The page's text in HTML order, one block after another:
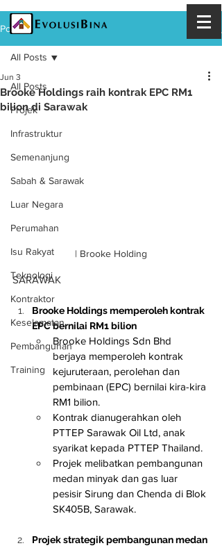
Post
All Posts
Projek
Infrastruktur
Semenanjung
Sabah & Sarawak
Luar Negara
Perumahan
Isu Rakyat
Teknologi
Kontraktor
Keselamatan
Pembangunan
Training
All Posts
Brooke Holdings raih kontrak EPC RM1
bilion di Sarawak
Jun 3
| Brooke Holding
SARAWAK
Brooke Holdings memperoleh kontrak
EPC bernilai RM1 bilion
Brooke Holdings Sdn Bhd
berjaya memperoleh kontrak
kejuruteraan, perolehan dan
pembinaan (EPC) bernilai kira-kira
RM1 bilion.
Kontrak dianugerahkan oleh
PTTEP Sarawak Oil Ltd, anak
syarikat kepada PTTEP Thailand.
Projek melibatkan pembangunan
medan minyak dan gas luar
pesisir Sirung dan Chenda di Blok
SK405B, Sarawak.
Projek strategik pembangunan medan